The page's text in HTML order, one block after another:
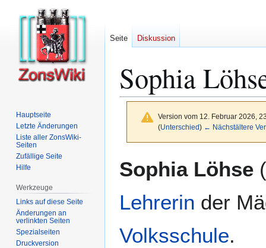
Sophia
Version vom 12. Februar 2026,
(Unterschied) ← Nächstältere
Navigation
Suche
Sophia Löhse
Lehrerin der
Volksschule.
Seite Diskussion
Hauptseite
Letzte Änderungen
Liste aller ZonsWiki-
Seiten
Zufällige Seite
Hilfe
Werkzeuge
Links auf diese Seite
Änderungen an
verlinkten Seiten
Spezialseiten
Druckversion